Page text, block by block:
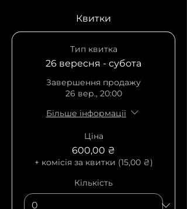
Квитки
Тип квитка
26 вересня - субота
Завершення продажу
26 вер., 20:00
Більше інформації
Ціна
600,00 ₴
+ комісія за квитки (15,00 ₴)
Кількість